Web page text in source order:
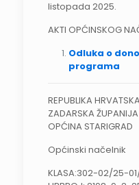
listopada 2025.
AKTI OPĆINSKOG
Odluka o
programa
REPUBLIKA HRVATSKA
ZADARSKA ŽUPANIJA
OPĆINA STARIGRAD
Općinski načelnik
KLASA:302-02/25-